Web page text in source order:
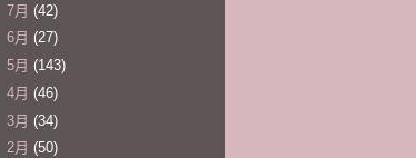
7月 (42)
6月 (27)
5月 (143)
4月 (46)
3月 (34)
2月 (50)